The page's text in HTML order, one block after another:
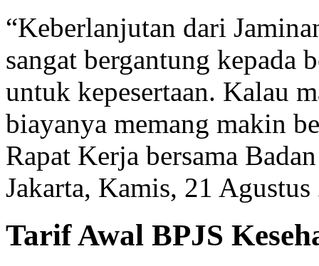
“Keberlanjutan dari
sangat bergantung kepada
untuk kepesertaan. Kalau
biayanya memang makin
Rapat Kerja bersama
Jakarta, Kamis, 21 Agustus
Tarif Awal BPJS